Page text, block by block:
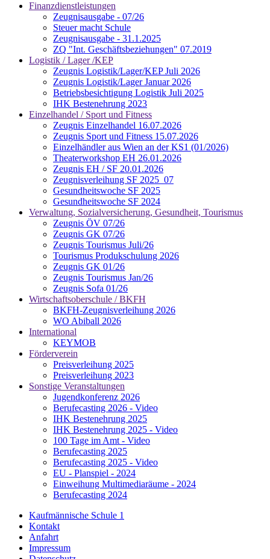
Finanzdienstleistungen
Zeugnisausgabe - 07/26
Steuer macht Schule
Zeugnisausgabe - 31.1.2025
ZQ "Int. Geschäftsbeziehungen" 07.2019
Logistik / Lager /KEP
Zeugnis Logistik/Lager/KEP Juli 2026
Zeugnis Logistik/Lager Januar 2026
Betriebsbesichtigung Logistik Juli 2025
IHK Bestenehrung 2023
Einzelhandel / Sport und Fitness
Zeugnis Einzelhandel 16.07.2026
Zeugnis Sport und Fitness 15.07.2026
Einzelhändler aus Wien an der KS1 (01/2026)
Theaterworkshop EH 26.01.2026
Zeugnis EH / SF 20.01.2026
Zeugnisverleihung SF 2025_07
Gesundheitswoche SF 2025
Gesundheitswoche SF 2024
Verwaltung, Sozialversicherung, Gesundheit, Tourismus
Zeugnis ÖV 07/26
Zeugnis GK 07/26
Zeugnis Tourismus Juli/26
Tourismus Produkschulung 2026
Zeugnis GK 01/26
Zeugnis Tourismus Jan/26
Zeugnis Sofa 01/26
Wirtschaftsoberschule / BKFH
BKFH-Zeugnisverleihung 2026
WO Abiball 2026
International
KEYMOB
Förderverein
Preisverleihung 2025
Preisverleihung 2023
Sonstige Veranstaltungen
Jugendkonferenz 2026
Berufecasting 2026 - Video
IHK Bestenehrung 2025
IHK Bestenehrung 2025 - Video
100 Tage im Amt - Video
Berufecasting 2025
Berufecasting 2025 - Video
EU - Planspiel - 2024
Einweihung Multimediaräume - 2024
Berufecasting 2024
Kaufmännische Schule 1
Kontakt
Anfahrt
Impressum